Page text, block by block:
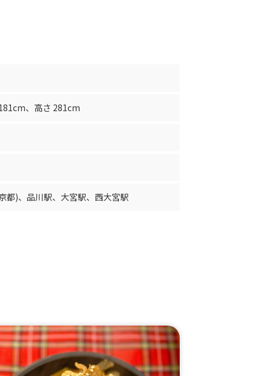
、 高さ 281cm
都)、 品川駅、 大宮駅、 西大宮駅